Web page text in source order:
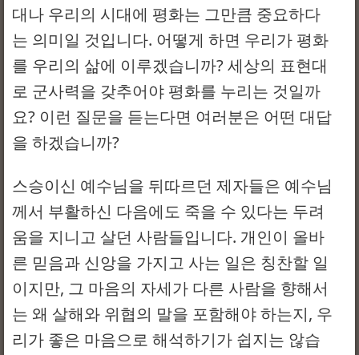
대나 우리의 시대에 평화는 그만큼 중요하다
는 의미일 것입니다. 어떻게 하면 우리가 평화
를 우리의 삶에 이루겠습니까? 세상의 표현대
로 군사력을 갖추어야 평화를 누리는 것일까
요? 이런 질문을 듣는다면 여러분은 어떤 대답
을 하겠습니까?
스승이신 예수님을 뒤따르던 제자들은 예수님
께서 부활하신 다음에도 죽을 수 있다는 두려
움을 지니고 살던 사람들입니다. 개인이 올바
른 믿음과 신앙을 가지고 사는 일은 칭찬할 일
이지만, 그 마음의 자세가 다른 사람을 향해서
는 왜 살해와 위협의 말을 포함해야 하는지, 우
리가 좋은 마음으로 해석하기가 쉽지는 않습